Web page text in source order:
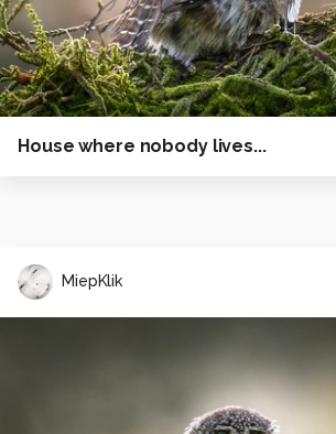
House where nobody lives...
MiepKlik